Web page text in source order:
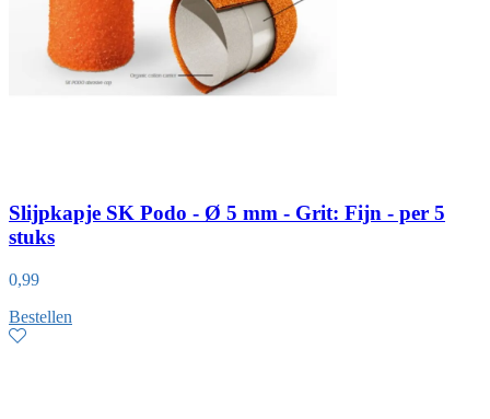
Slijpkapje SK Podo - Ø 5 mm - Grit: Fijn - per 5
stuks
0,99
Bestellen